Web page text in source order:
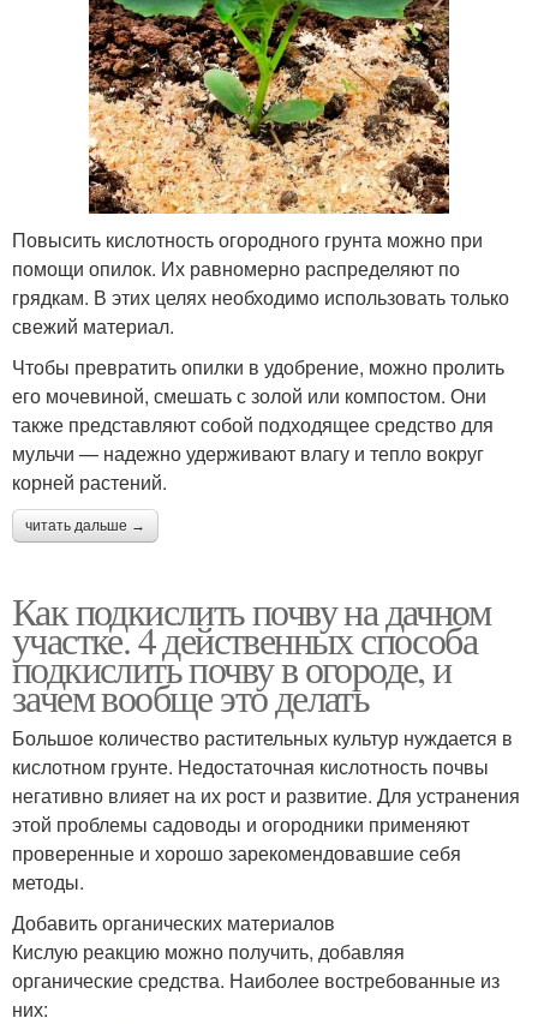
Повысить кислотность огородного грунта можно при
помощи опилок. Их равномерно распределяют по
грядкам. В этих целях необходимо использовать только
свежий материал.
Чтобы превратить опилки в удобрение, можно пролить
его мочевиной, смешать с золой или компостом. Они
также представляют собой подходящее средство для
мульчи — надежно удерживают влагу и тепло вокруг
корней растений.
читать дальше →
Как подкислить почву на дачном
участке. 4 действенных способа
подкислить почву в огороде, и
зачем вообще это делать
Большое количество растительных культур нуждается в
кислотном грунте. Недостаточная кислотность почвы
негативно влияет на их рост и развитие. Для устранения
этой проблемы садоводы и огородники применяют
проверенные и хорошо зарекомендовавшие себя
методы.
Добавить органических материалов
Кислую реакцию можно получить, добавляя
органические средства. Наиболее востребованные из
них: